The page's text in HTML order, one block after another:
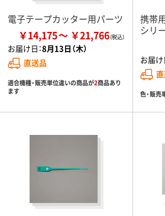
電子テープカッター用パーツ
￥14,175 ￥21,766
お届け日：8月13日（木）
直送品
適合機種・販売単位違いの商品が2商品あり
ます
携帯
シリ
お届け
色・販売